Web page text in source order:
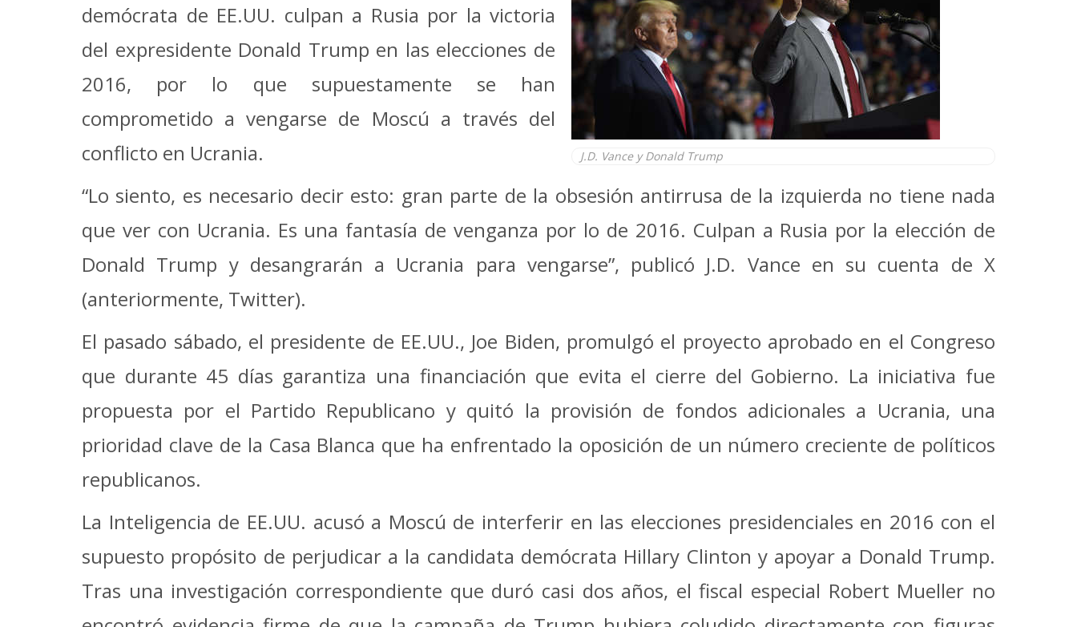
J.D. Vance y Donald Trump
demócrata de EE.UU. culpan a Rusia por la victoria
del expresidente Donald Trump en las elecciones de
2016, por lo que supuestamente se han
comprometido a vengarse de Moscú a través del
conflicto en Ucrania.
“Lo siento, es necesario decir esto: gran parte de la obsesión antirrusa de la izquierda no tiene nada
que ver con Ucrania. Es una fantasía de venganza por lo de 2016. Culpan a Rusia por la elección de
Donald Trump y desangrarán a Ucrania para vengarse”, publicó J.D. Vance en su cuenta de X
(anteriormente, Twitter).
El pasado sábado, el presidente de EE.UU., Joe Biden, promulgó el proyecto aprobado en el Congreso
que durante 45 días garantiza una financiación que evita el cierre del Gobierno. La iniciativa fue
propuesta por el Partido Republicano y quitó la provisión de fondos adicionales a Ucrania, una
prioridad clave de la Casa Blanca que ha enfrentado la oposición de un número creciente de políticos
republicanos.
La Inteligencia de EE.UU. acusó a Moscú de interferir en las elecciones presidenciales en 2016 con el
supuesto propósito de perjudicar a la candidata demócrata Hillary Clinton y apoyar a Donald Trump.
Tras una investigación correspondiente que duró casi dos años, el fiscal especial Robert Mueller no